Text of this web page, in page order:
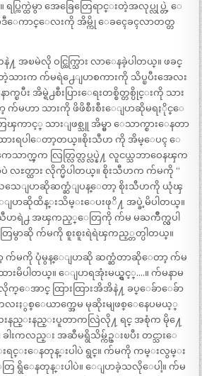
ကြက္ထဲမွာ အေခြေတြေရာင္းတဲ့အလုပ္လုပ္တဲ့ ေ
ဒီေကာင္ေလးကို အိမ္ကို ေခၚေခၚလာတတ္တ
အၿမဲလို ဝင္ထြက္သြား လာေနခဲ့ပါတယ္။ ဖခင္
သားက က်မရဲ႕ေျပာစကားကို သိပ္ၿပီးအေလး
ၿပီး အိမ္ရဲ႕စီးပြားေရးတစ္စိတ္တစ္ပိုင္းကို သား
က်မဟာ သားကို ဖိဖိစီးစီးေျပာဆိုမရႏိုင္ေ
ကာင့္ သားျဖစ္သူ အိမ္မွာ ေသာက္စားေနတာ
ားရပါေတာ့တယ္။စိုးသီဟ ကို အိမ္ေပၚ ေ
ေသာက္ၾက လြတ္လြတ္လပ္လပ္နဲ႔ လူငယ္သဘာဝေနၾက
လႊတ္ထား လိုက္မိပါတယ္။ စိုးသီဟက က်မကို “
သေသေျပာဆိုဆက္ဆံျပန္ေတာ့ စိုးသီဟကို ယုံၾ
ျပာဆိုထိန္းသိမ္းေပးဖုိ႔ အပ္ခဲ့မိပါတယ္။
သီဟရဲ႕ အၾကည့္ေတြကို က်မ မႀကိဳက္လွပါ
ြမွာဆို က်မကို စူးစူးရဲရဲၾကည့္တတ္ပါတယ္။
က်မကို ပုံမွန္ေျပာဆို ဆက္ဆံတာဆိုေတာ့ က်မ
မိပါတယ္။ ေျပာရအုံးမယ္ရွင့္….။ က်မနာမ
လိုက္ေအာင္ ထြားထြားအိအိနဲ႔ ခပ္ေခ်ာေခ်ာ
လးႏွစ္ေယာက္အေမ မုဆိုးမျဖစ္ေနေပမယ့္
လးနည္းနည္းပူတာကလြဲလို႔ ရင္ အစုံက မို႔ေ
ခါးကလည္း အဆီမရွိသိမ္က်ဥ္းၿပီး တင္သားေ
ရင္းေနတုန္းပါပဲ ရွင္။ က်မကို ကမ္းလွမ္း
ရွိေနတုန္းပါပဲ။ ေျပာခဲ့သလိုေပါ့။ က်မ